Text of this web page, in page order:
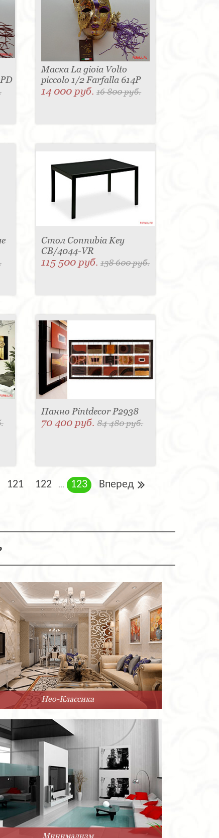
Маска La gioia Volto
piccolo 1/2 Farfalla 614P
14 000 руб.16 800 руб.
Стол Connubia Key
CB/4044-VR
115 500 руб.138 600 руб.
Панно Pintdecor P2938
70 400 руб.84 480 руб.
121 122 ... 123 Вперед
Нео-Классика
Минимализм